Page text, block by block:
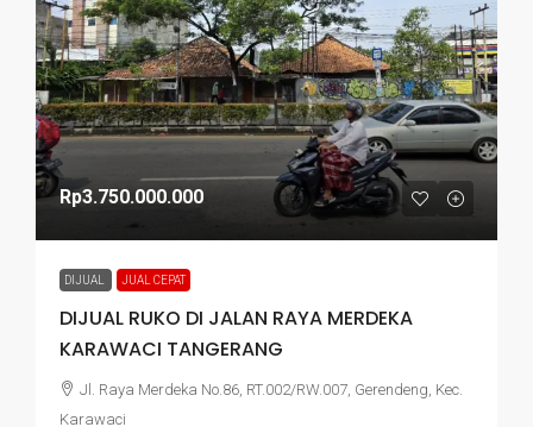
Rp3.750.000.000
DIJUAL JUAL CEPAT
DIJUAL RUKO DI JALAN RAYA MERDEKA
KARAWACI TANGERANG
Jl. Raya Merdeka No.86, RT.002/RW.007, Gerendeng, Kec.
Karawaci